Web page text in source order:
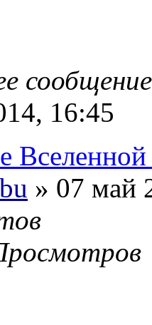
16:45
Вселенной
» 07 май